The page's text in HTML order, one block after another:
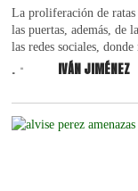
La proliferación de
las puertas, además, de
las redes sociales,
. IVÁN JIMÉNEZ